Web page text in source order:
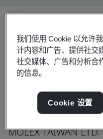
分享:
IATF
MOLEX TAIWAN LTD.
我们使用 Cookie 以允许
计内容和广告、提供社交
社交媒体、广告和分析合
的信息。
Cookie 设置